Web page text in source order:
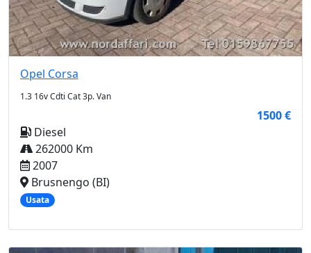
Opel Corsa
1.3 16v Cdti Cat 3p. Van
1500 €
Diesel
262000 Km
2007
Brusnengo (BI)
Usata